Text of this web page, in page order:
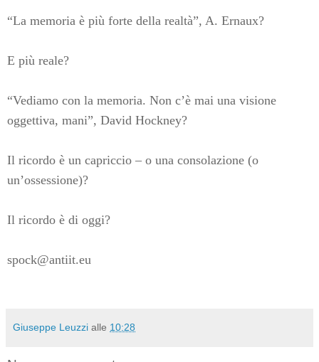
“La memoria è più forte della realtà”, A. Ernaux?
E più reale?
“Vediamo con la memoria. Non c’è mai una visione
oggettiva, mani”, David Hockney?
Il ricordo è un capriccio – o una consolazione (o
un’ossessione)?
Il ricordo è di oggi?
spock@antiit.eu
Giuseppe Leuzzi alle 10:28